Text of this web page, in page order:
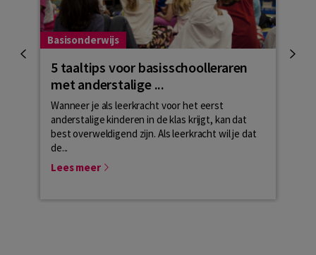
Basisonderwijs
5 taaltips voor basisschoolleraren
met anderstalige ...
Wanneer je als leerkracht voor het eerst
anderstalige kinderen in de klas krijgt, kan dat
best overweldigend zijn. Als leerkracht wil je dat
de...
Lees meer